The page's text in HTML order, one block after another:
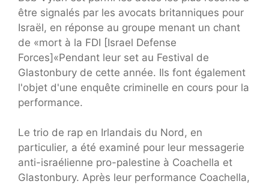
être signalés par les avocats britanniques pour
Israël, en réponse au groupe menant un chant
de «mort à la FDI [Israel Defense
Forces]«Pendant leur set au Festival de
Glastonbury de cette année. Ils font également
l'objet d'une enquête criminelle en cours pour la
performance.
Le trio de rap en Irlandais du Nord, en
particulier, a été examiné pour leur messagerie
anti-israélienne pro-palestine à Coachella et
Glastonbury. Après leur performance Coachella,